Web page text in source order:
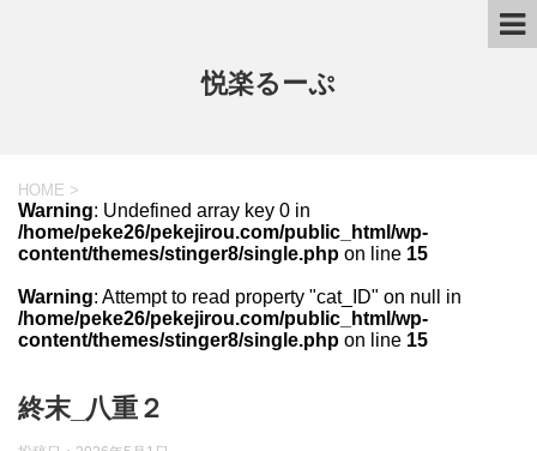
悦楽るーぷ
HOME >
Warning: Undefined array key 0 in
/home/peke26/pekejirou.com/public_html/wp-
content/themes/stinger8/single.php on line 15
Warning: Attempt to read property "cat_ID" on null in
/home/peke26/pekejirou.com/public_html/wp-
content/themes/stinger8/single.php on line 15
終末_八重２